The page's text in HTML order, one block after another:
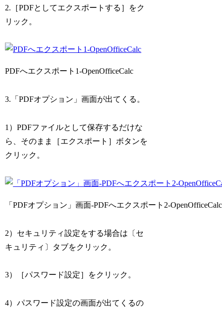
2.［PDFとしてエクスポートする］をク
リック。
PDFへエクスポート1-OpenOfficeCalc
3.「PDFオプション」画面が出てくる。
1）PDFファイルとして保存するだけな
ら、そのまま［エクスポート］ボタンを
クリック。
「PDFオプション」画面-PDFへエクスポート2-OpenOfficeCalc
2）セキュリティ設定をする場合は〔セ
キュリティ〕タブをクリック。
3）［パスワード設定］をクリック。
4）パスワード設定の画面が出てくるの